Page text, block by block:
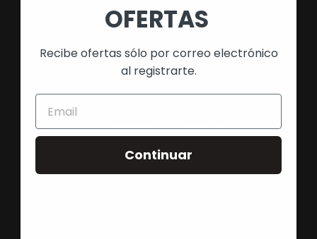
NAVEGACIÓN
Búsqueda
Quienes Somos
Devoluciones y Reembolso
Política de Cookies
Aviso Legal
OFERTAS
Recibe ofertas sólo por correo electrónico
al registrarte.
Continuar